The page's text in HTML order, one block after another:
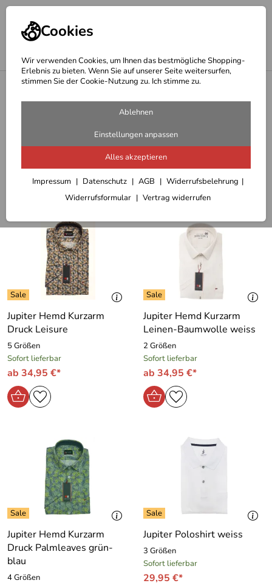
Cookies
Wir verwenden Cookies, um Ihnen das bestmögliche Shopping-
Erlebnis zu bieten. Wenn Sie auf unserer Seite weitersurfen,
stimmen Sie der Cookie-Nutzung zu. Ich stimme zu.
Ablehnen
Einstellungen anpassen
Alles akzeptieren
Impressum Datenschutz AGB
Widerrufsbelehrung
Widerrufsformular
Vertrag widerrufen
Jupiter Shirt Hemden Shop
Jupiter Hemden und Poloshirt
8 Artikel
Filter (4) Sortieren
Jupiter Hemd Kurzarm
Druck Leisure
5 Größen
Sofort lieferbar
ab 34,95 €*
Jupiter Hemd Kurzarm
Leinen-Baumwolle weiss
2 Größen
Sofort lieferbar
ab 34,95 €*
Jupiter Hemd Kurzarm
Druck Palmleaves grün-
blau
4 Größen
Jupiter Poloshirt weiss
3 Größen
Sofort lieferbar
29,95 €*